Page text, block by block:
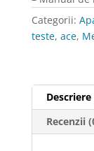
25
ace
Categorii:
teste, ace,
Descriere
Recenzii